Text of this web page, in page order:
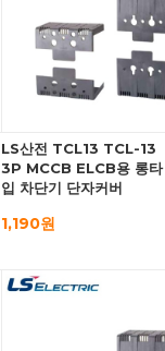
LS산전 TCL13 TCL-13
3P MCCB ELCB용 롱타
입 차단기 단자커버
1,190원